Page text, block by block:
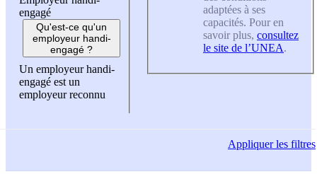
engagé
Qu'est-ce qu'un
employeur handi-
engagé ?
Un employeur handi-
engagé est un
employeur reconnu
adaptées à ses
capacités. Pour en
savoir plus, consultez
le site de l’UNEA.
Appliquerles filtres